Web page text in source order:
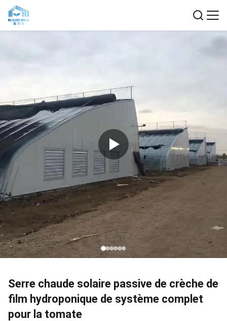
Serre chaude solaire passive de crèche de
film hydroponique de système complet
pour la tomate